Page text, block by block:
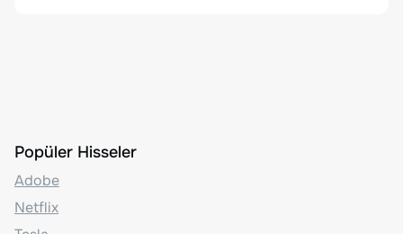
Popüler Hisseler
Adobe
Netflix